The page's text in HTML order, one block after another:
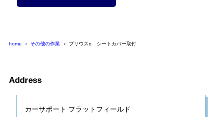
home その他の作業 プリウスα シートカバー取付
Address
カーサポート フラットフィールド